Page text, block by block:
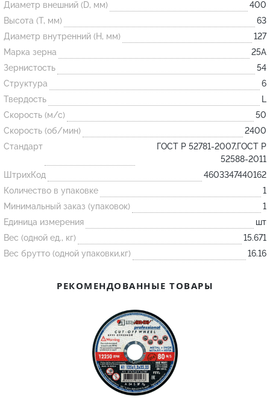
Огнеупорные
изделия
Скачать каталог
Тигель
Муфель
Черпак
Шербер
Трубка
Стержень
Пробка
Подставка
Лодочка
Контакт
Огнеупорная SiC смесь
Диаметр внешний (D, мм)
400
Высота (T, мм)
63
Диаметр внутренний (H, мм)
127
Марка зерна
25А
Зернистость
54
Структура
6
Твердость
L
Скорость (м/с)
50
Скорость (об/мин)
2400
Стандарт
ГОСТ Р 52781-2007,ГОСТ Р
52588-2011
ШтрихКод
4603347440162
Количество в упаковке
1
Минимальный заказ (упаковок)
1
Единица измерения
шт
Вес (одной ед., кг)
15.671
Вес брутто (одной упаковки,кг)
16.16
РЕКОМЕНДОВАННЫЕ ТОВАРЫ